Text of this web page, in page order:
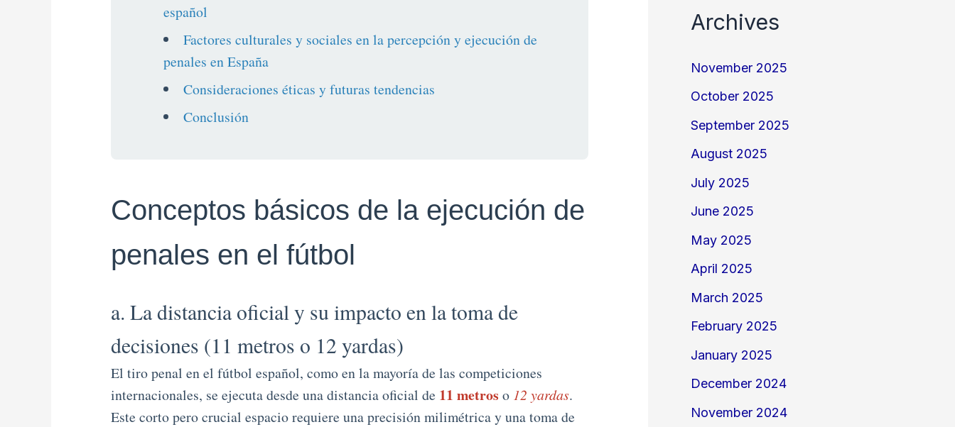
español
Factores culturales y sociales en la percepción y ejecución de
penales en España
Consideraciones éticas y futuras tendencias
Conclusión
Conceptos básicos de la ejecución de
penales en el fútbol
a. La distancia oficial y su impacto en la toma de
decisiones (11 metros o 12 yardas)
El tiro penal en el fútbol español, como en la mayoría de las competiciones
internacionales, se ejecuta desde una distancia oficial de 11 metros o 12 yardas.
Este corto pero crucial espacio requiere una precisión milimétrica y una toma de
Archives
November 2025
October 2025
September 2025
August 2025
July 2025
June 2025
May 2025
April 2025
March 2025
February 2025
January 2025
December 2024
November 2024